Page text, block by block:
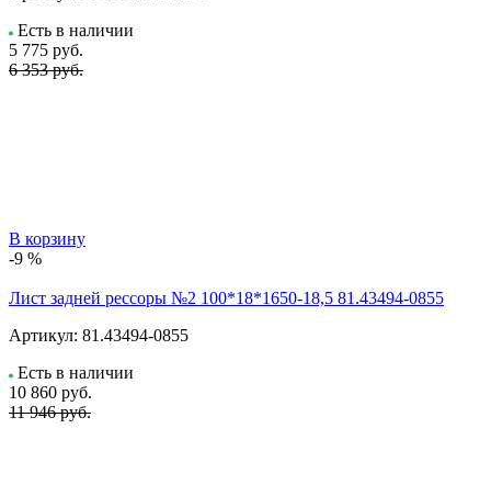
Есть в наличии
5 775 руб.
6 353 руб.
В корзину
-9 %
Лист задней рессоры №2 100*18*1650-18,5 81.43494-0855
Артикул: 81.43494-0855
Есть в наличии
10 860 руб.
11 946 руб.